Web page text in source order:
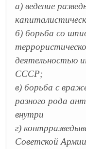
а) ведение
б) борьба со
деятельностью
СССР;
в) борьба с
разного рода
внутри
г)
Советской